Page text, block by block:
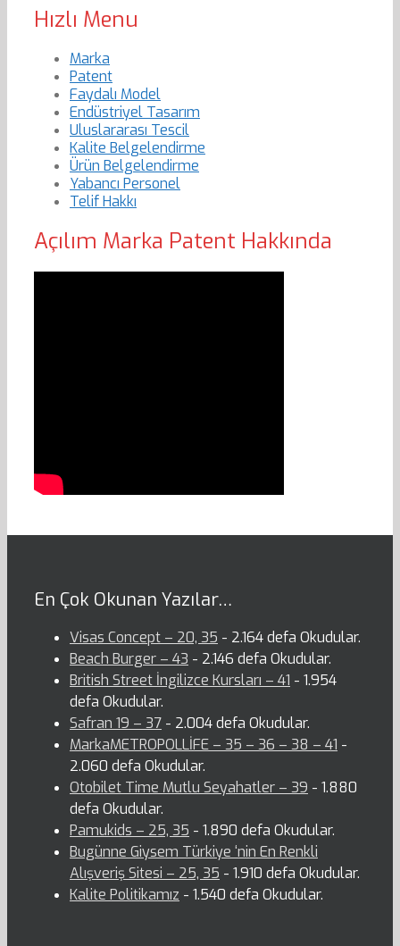
Hızlı Menu
Marka
Patent
Faydalı Model
Endüstriyel Tasarım
Uluslararası Tescil
Kalite Belgelendirme
Ürün Belgelendirme
Yabancı Personel
Telif Hakkı
Açılım Marka Patent Hakkında
En Çok Okunan Yazılar…
Visas Concept – 20, 35 - 2.164 defa Okudular.
Beach Burger – 43 - 2.146 defa Okudular.
British Street İngilizce Kursları – 41 - 1.954
defa Okudular.
Safran 19 – 37 - 2.004 defa Okudular.
MarkaMETROPOLLİFE – 35 – 36 – 38 – 41 -
2.060 defa Okudular.
Otobilet Time Mutlu Seyahatler – 39 - 1.880
defa Okudular.
Pamukids – 25, 35 - 1.890 defa Okudular.
Bugünne Giysem Türkiye ‘nin En Renkli
Alışveriş Sitesi – 25, 35 - 1.910 defa Okudular.
Kalite Politikamız - 1.540 defa Okudular.